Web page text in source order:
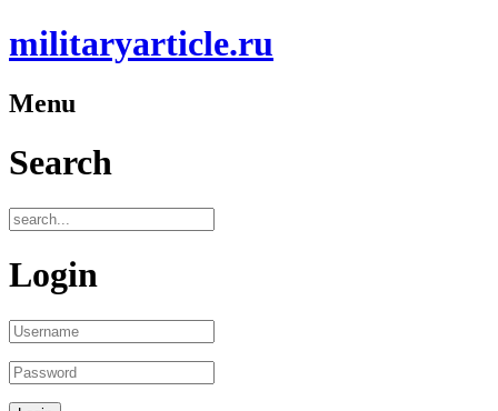
militaryarticle.ru
Menu
Search
Login